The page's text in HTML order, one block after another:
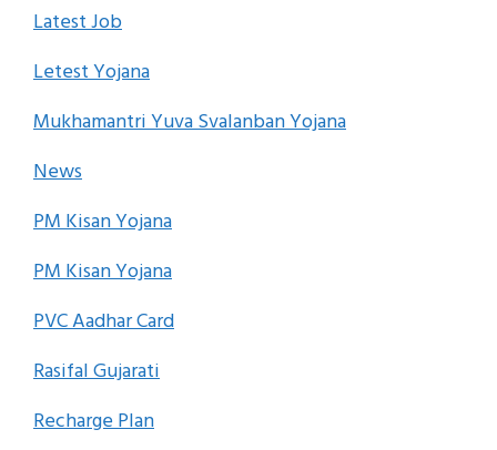
Latest Job
Letest Yojana
Mukhamantri Yuva Svalanban Yojana
News
PM Kisan Yojana
PM Kisan Yojana
PVC Aadhar Card
Rasifal Gujarati
Recharge Plan